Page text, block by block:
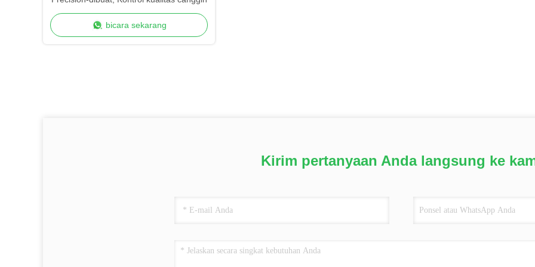
bicara sekarang
Kirim pertanyaan Anda langsung ke